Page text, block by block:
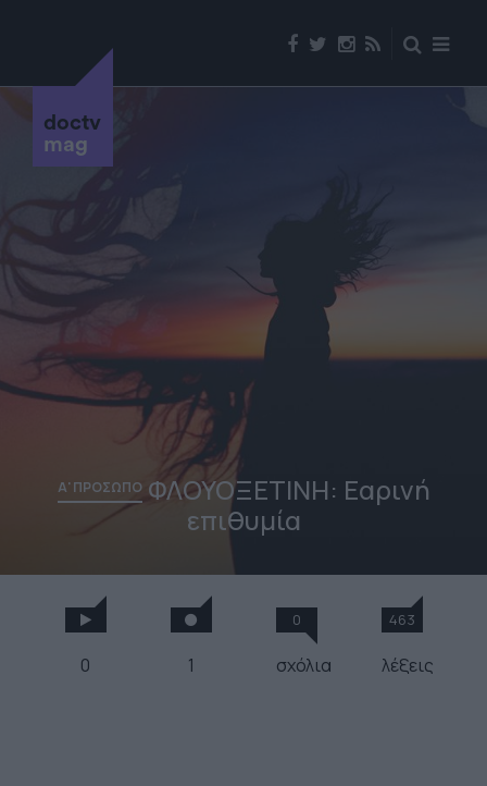
doctv
mag
Α' ΠΡΟΣΩΠΟΦΛΟΥΟΞΕΤΙΝΗ: Εαρινή
επιθυμία
0 1
0
σχόλια
463
λέξεις